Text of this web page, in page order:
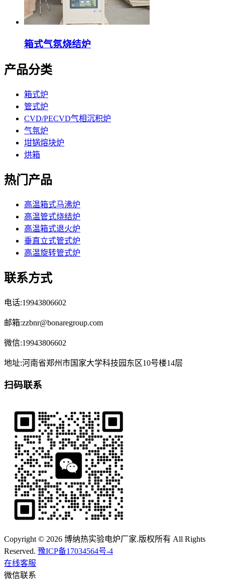
箱式气氛烧结炉
产品分类
箱式炉
管式炉
CVD/PECVD气相沉积炉
气氛炉
坩锅熔块炉
烘箱
热门产品
高温箱式马沸炉
高温管式烧结炉
高温箱式退火炉
垂直立式管式炉
高温旋转管式炉
联系方式
电话:19943806602
邮箱:zzbnr@bonaregroup.com
微信:19943806602
地址:河南省郑州市国家大学科技园东区10号楼14层
扫码联系
Copyright © 2026 博纳热实验电炉厂家.版权所有 All Rights
Reserved. 豫ICP备17034564号-4
在线客服
微信联系